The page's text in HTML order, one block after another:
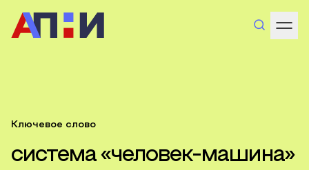
Ключевое слово
система «человек-машина»